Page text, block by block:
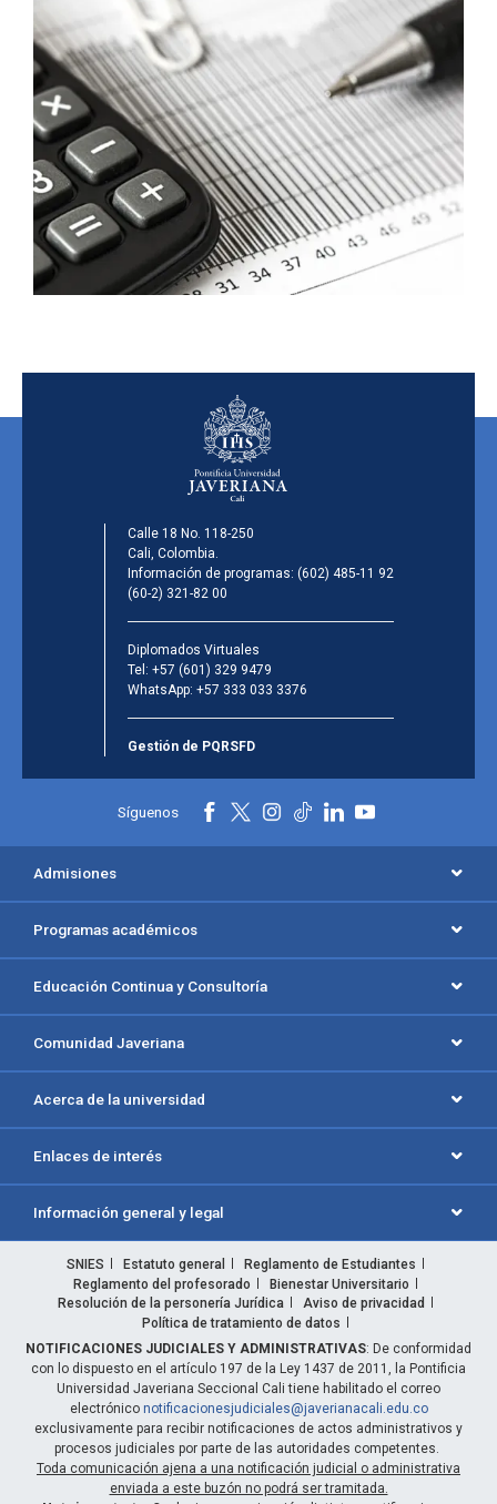
Calle 18 No. 118-250
Cali, Colombia.
Información de programas: (602) 485-11 92
(60-2) 321-82 00
Diplomados Virtuales
Tel: +57 (601) 329 9479
WhatsApp: +57 333 033 3376
Gestión de PQRSFD
Síguenos
Admisiones
Programas académicos
Educación Continua y Consultoría
Comunidad Javeriana
Acerca de la universidad
Enlaces de interés
Información general y legal
SNIES Estatuto general
Reglamento de Estudiantes
Reglamento del profesorado
Bienestar Universitario
Resolución de la personería Jurídica
Aviso de privacidad
Política de tratamiento de datos
NOTIFICACIONES JUDICIALES Y ADMINISTRATIVAS: De conformidad
con lo dispuesto en el artículo 197 de la Ley 1437 de 2011, la Pontificia
Universidad Javeriana Seccional Cali tiene habilitado el correo
electrónico notificacionesjudiciales@javerianacali.edu.co
exclusivamente para recibir notificaciones de actos administrativos y
procesos judiciales por parte de las autoridades competentes.
Toda comunicación ajena a una notificación judicial o administrativa
enviada a este buzón no podrá ser tramitada.